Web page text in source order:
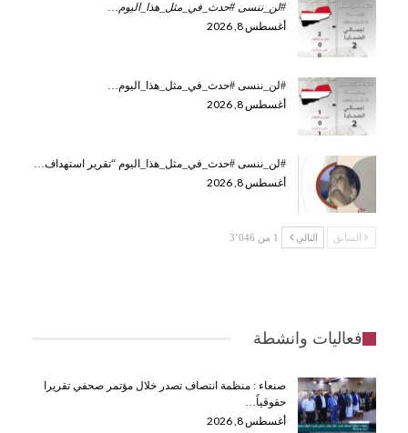
#لن_ننسى #حدث_في_مثل_هذا_اليوم…
أغسطس 8, 2026
#لن_ننسى #حدث_في_مثل_هذا_اليوم…
أغسطس 8, 2026
#لن_ننسى #حدث_في_مثل_هذا_اليوم “تقرير استهداف…
أغسطس 8, 2026
السابق التالي 1 من 3٬046
فعاليات وانشطة
صنعاء : منظمة انتصاف تصدر خلال مؤتمر صحفي تقريرا
حقوقياً…
أغسطس 8, 2026